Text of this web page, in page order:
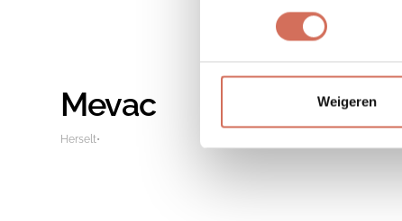
Weigeren
Mevac
Herselt•